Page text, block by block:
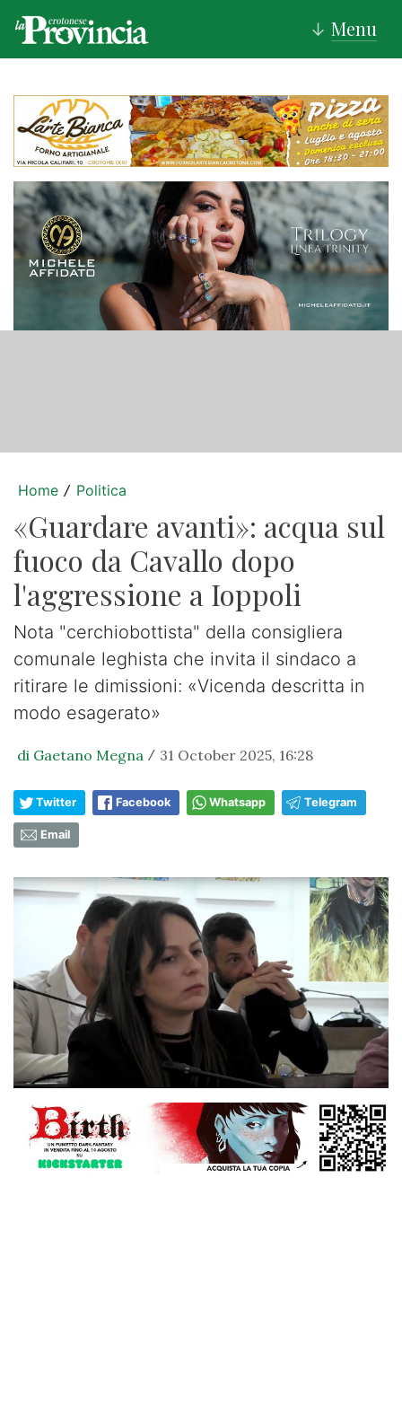
↓ Menu
Home / Politica
«Guardare avanti»: acqua sul
fuoco da Cavallo dopo
l'aggressione a Ioppoli
Nota "cerchiobottista" della consigliera
comunale leghista che invita il sindaco a
ritirare le dimissioni: «Vicenda descritta in
modo esagerato»
di Gaetano Megna / 31 October 2025, 16:28
Twitter Facebook Whatsapp Telegram
Email